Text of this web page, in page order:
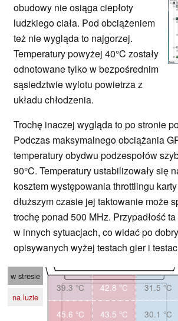
obudowy nie osiąga ciepłoty
ludzkiego ciała. Pod obciążeniem
też nie wygląda to najgorzej.
Temperatury powyżej 40°C zostały
odnotowane tylko w bezpośrednim
sąsiedztwie wylotu powietrza z
układu chłodzenia.
Trochę inaczej wygląda to po stronie
Podczas maksymalnego obciążania
temperatury obydwu podzespołów
90°C. Temperatury ustabilizowały się
kosztem występowania throttlingu
dłuższym czasie jej taktowanie może
trochę ponad 500 MHz. Przypadłość
w innych sytuacjach, co widać po
opisywanych wyżej testach gier i
w stresie
na luzie
39.3 °C 42.8 °C 31.5 °C
45.6 °C 43.5 °C 30.1 °C